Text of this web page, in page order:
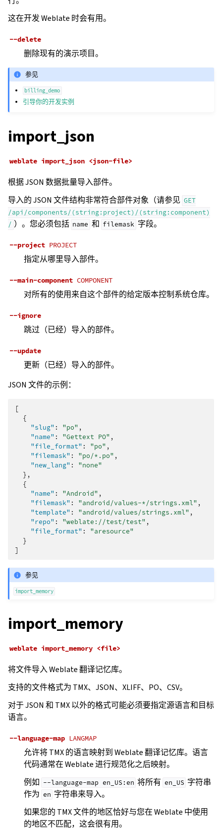
这在开发 Weblate 时会有用。
--delete
删除现有的演示项目。
参见
billing_demo
引导你的开发实例
import_json
weblate import_json <json-file>
根据 JSON 数据批量导入部件。
导入的 JSON 文件结构非常符合部件对象（请参见 GET
/api/components/(string:project)/(string:component)
/ ）。您必须包括 name 和 filemask 字段。
--project PROJECT
指定从哪里导入部件。
--main-component COMPONENT
对所有的使用来自这个部件的给定版本控制系统仓库。
--ignore
跳过（已经）导入的部件。
--update
更新（已经）导入的部件。
JSON 文件的示例：
[
{
"slug" : "po" ,
"name" : "Gettext PO" ,
"file_format" : "po" ,
"filemask" : "po/*.po" ,
"new_lang" :
"none"
},
{
"name" : "Android" ,
"filemask" : "android/values-*/strings.xml" ,
"template" : "android/values/strings.xml" ,
"repo" : "weblate://test/test" ,
"file_format" :
"aresource"
}
]
参见
import_memory
import_memory
weblate import_memory <file>
将文件导入 Weblate 翻译记忆库。
支持的文件格式为 TMX、JSON、XLIFF、PO、CSV。
对于 JSON 和 TMX 以外的格式可能必须要指定源语言和目标
语言。
--language-map LANGMAP
允许将 TMX 的语言映射到 Weblate 翻译记忆库。语言
代码通常在 Weblate 进行规范化之后映射。
例如 --language-map en_US:en 将所有 en_US 字符串
作为 en 字符串来导入。
如果您的 TMX 文件的地区恰好与您在 Weblate 中使用
的地区不匹配，这会很有用。